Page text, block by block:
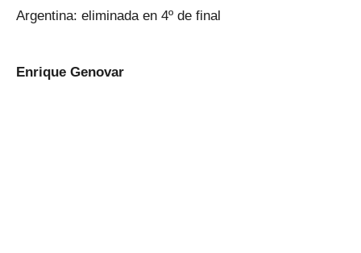
Argentina: eliminada en 4º de final
Enrique Genovar